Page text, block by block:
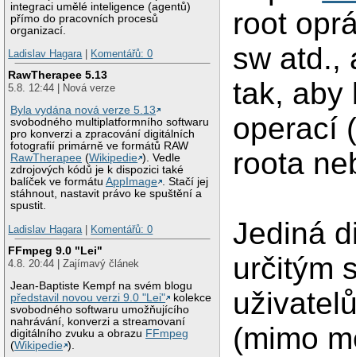
integraci umělé inteligence (agentů)
přímo do pracovních procesů
organizací.
Ladislav Hagara| Komentářů: 0
RawTherapee 5.13
5.8. 12:44 | Nová verze
Byla vydána nová verze 5.13
svobodného multiplatformního softwaru
pro konverzi a zpracování digitálních
fotografií primárně ve formátů RAW
RawTherapee (Wikipedie ). Vedle
zdrojových kódů je k dispozici také
balíček ve formátuAppImage . Stačí jej
stáhnout, nastavit právo ke spuštění a
spustit.
Ladislav Hagara| Komentářů: 0
FFmpeg 9.0 "Lei"
4.8. 20:44 | Zajímavý článek
Jean-Baptiste Kempf na svém blogu
představil novou verzi 9.0 "Lei"
kolekce
svobodného softwaru umožňujícího
nahrávání, konverzi a streamovaní
digitálního zvuku a obrazu FFmpeg
(Wikipedie ).
root
sw atd.,
tak, aby
operací
roota
Jediná
určitým
(mimo